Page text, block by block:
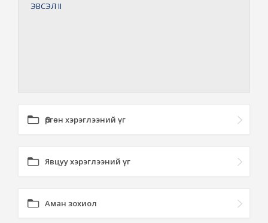
ЭВСЭЛ II
Өргөн хэрэглээний үг
Явцуу хэрэглээний үг
Аман зохиол